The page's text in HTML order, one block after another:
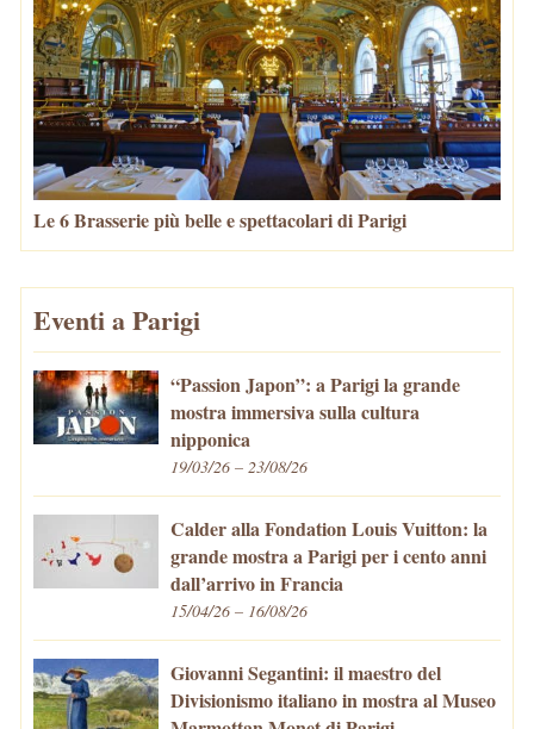
Le 6 Brasserie più belle e spettacolari di Parigi
Eventi a Parigi
“Passion Japon”: a Parigi la grande
mostra immersiva sulla cultura
nipponica
19/03/26 – 23/08/26
Calder alla Fondation Louis Vuitton: la
grande mostra a Parigi per i cento anni
dall’arrivo in Francia
15/04/26 – 16/08/26
Giovanni Segantini: il maestro del
Divisionismo italiano in mostra al Museo